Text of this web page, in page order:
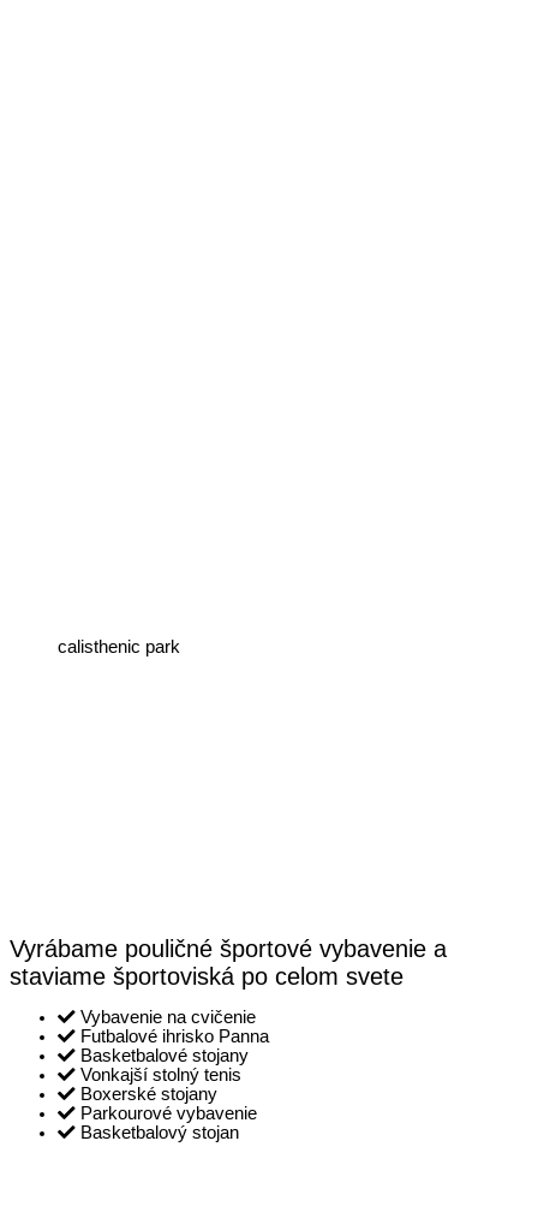
calisthenic park
Vyrábame pouličné športové vybavenie a
staviame športoviská po celom svete
Vybavenie na cvičenie
Futbalové ihrisko Panna
Basketbalové stojany
Vonkajší stolný tenis
Boxerské stojany
Parkourové vybavenie
Basketbalový stojan